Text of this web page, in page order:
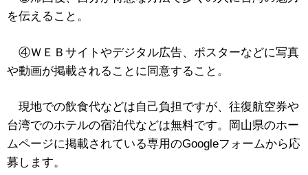
を伝えること。
④ＷＥＢサイトやデジタル広告、ポスターなどに写真
や動画が掲載されることに同意すること。
現地での飲食代などは自己負担ですが、往復航空券や
台湾でのホテルの宿泊代などは無料です。岡山県のホー
ムページに掲載されている専用のGoogleフォームから応
募します。